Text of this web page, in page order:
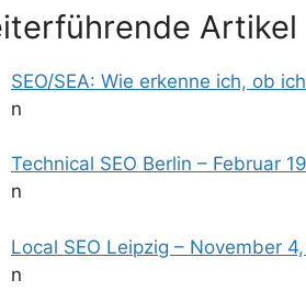
Artikel
SEO/SEA: Wie erkenne ich, ob
n
Technical SEO Berlin – Februar
n
Local SEO Leipzig – November
n